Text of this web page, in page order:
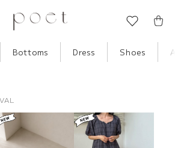
Bottoms Dress Shoes